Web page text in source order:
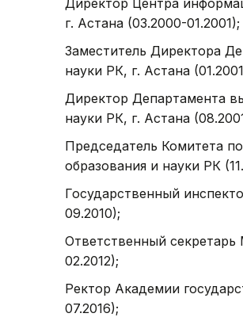
Директор Центра
г. Астана (03.2000-01.2001);
Заместитель Директора
науки РК, г. Астана
Директор Департамента
науки РК, г. Астана
Председатель Комитета
образования и науки РК
Государственный
09.2010);
Ответственный секретарь
02.2012);
Ректор Академии
07.2016);